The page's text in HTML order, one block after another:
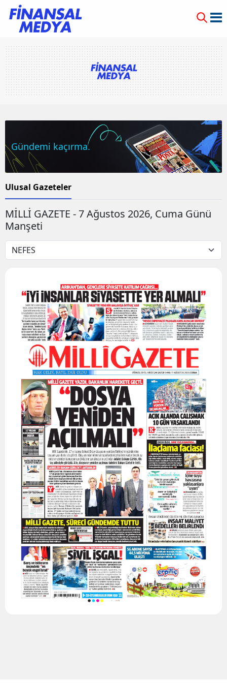
Gündemi kaçırma.
Ulusal Gazeteler
MİLLİ GAZETE - 7 Ağustos 2026, Cuma Günü
Manşeti